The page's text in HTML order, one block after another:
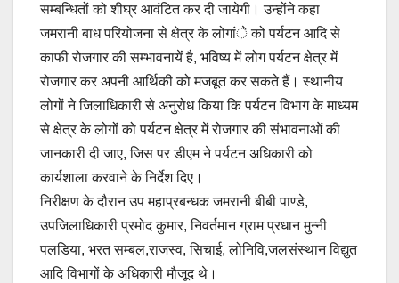
सम्बन्धितों को शीघ्र आवंटित कर दी जायेगी। उन्होंने कहा
जमरानी बाध परियोजना से क्षेत्र के लोगांे को पर्यटन आदि से
काफी रोजगार की सम्भावनायें है, भविष्य में लोग पर्यटन क्षेत्र में
रोजगार कर अपनी आर्थिकी को मजबूत कर सकते हैं। स्थानीय
लोगों ने जिलाधिकारी से अनुरोध किया कि पर्यटन विभाग के माध्यम
से क्षेत्र के लोगों को पर्यटन क्षेत्र में रोजगार की संभावनाओं की
जानकारी दी जाए, जिस पर डीएम ने पर्यटन अधिकारी को
कार्यशाला करवाने के निर्देश दिए।
निरीक्षण के दौरान उप महाप्रबन्धक जमरानी बीबी पाण्डे,
उपजिलाधिकारी प्रमोद कुमार, निवर्तमान ग्राम प्रधान मुन्नी
पलडिया, भरत सम्बल,राजस्व, सिचाई, लोनिवि,जलसंस्थान विद्युत
आदि विभागों के अधिकारी मौजूद थे।